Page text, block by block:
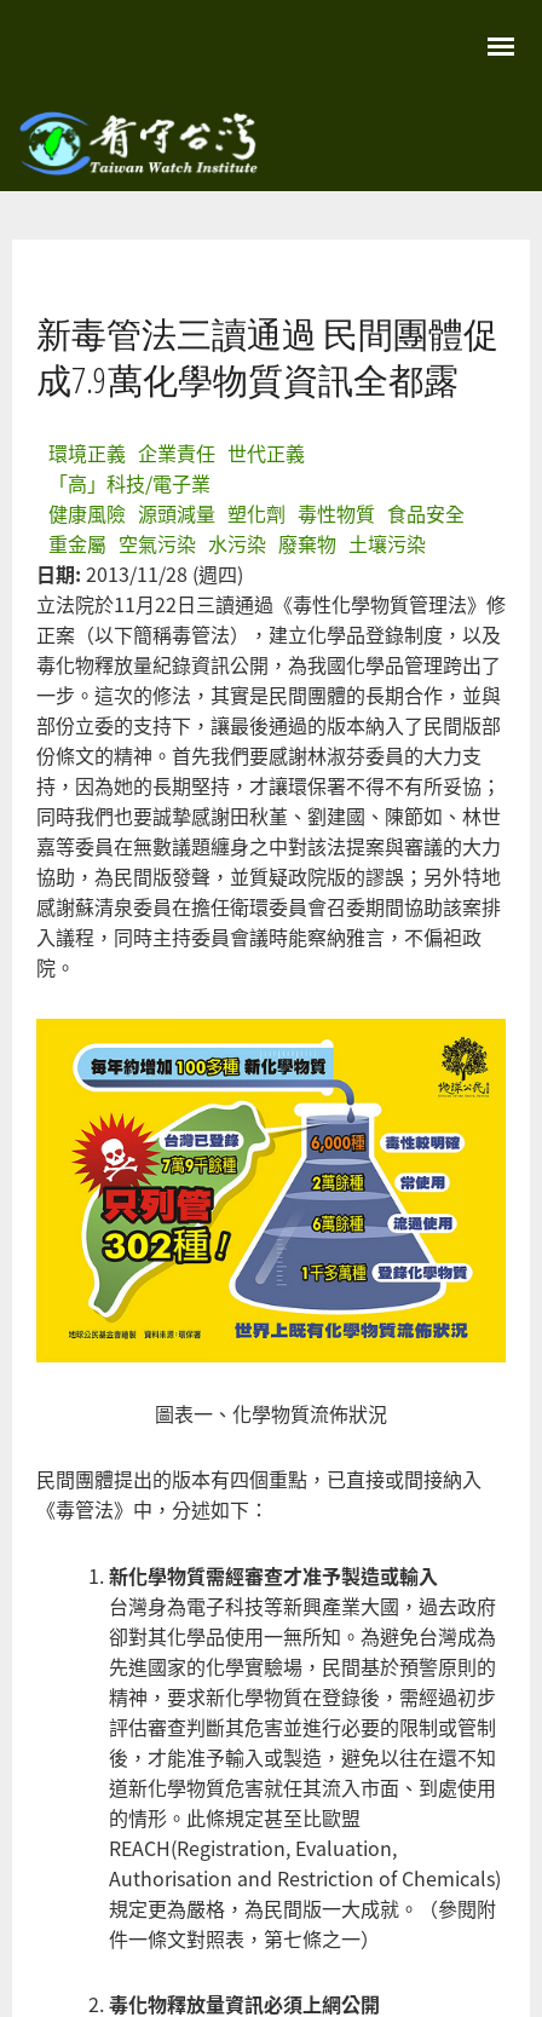
容
Watch
新毒管法三讀通過 民間團體促
成7.9萬化學物質資訊全都露
環境正義 企業責任 世代正義
「高」科技/電子業
健康風險 源頭減量 塑化劑 毒性物質 食品安全
重金屬 空氣污染 水污染 廢棄物 土壤污染
日期: 2013/11/28 (週四)
立法院於11月22日三讀通過《毒性化學物質管理法》修
正案（以下簡稱毒管法），建立化學品登錄制度，以及
毒化物釋放量紀錄資訊公開，為我國化學品管理跨出了
一步。這次的修法，其實是民間團體的長期合作，並與
部份立委的支持下，讓最後通過的版本納入了民間版部
份條文的精神。首先我們要感謝林淑芬委員的大力支
持，因為她的長期堅持，才讓環保署不得不有所妥協；
同時我們也要誠摯感謝田秋堇、劉建國、陳節如、林世
嘉等委員在無數議題纏身之中對該法提案與審議的大力
協助，為民間版發聲，並質疑政院版的謬誤；另外特地
感謝蘇清泉委員在擔任衛環委員會召委期間協助該案排
入議程，同時主持委員會議時能察納雅言，不偏袒政
院。
圖表一、化學物質流佈狀況
民間團體提出的版本有四個重點，已直接或間接納入
《毒管法》中，分述如下：
新化學物質需經審查才准予製造或輸入
台灣身為電子科技等新興產業大國，過去政府
卻對其化學品使用一無所知。為避免台灣成為
先進國家的化學實驗場，民間基於預警原則的
精神，要求新化學物質在登錄後，需經過初步
評估審查判斷其危害並進行必要的限制或管制
後，才能准予輸入或製造，避免以往在還不知
道新化學物質危害就任其流入市面、到處使用
的情形。此條規定甚至比歐盟
REACH(Registration, Evaluation,
Authorisation and Restriction of Chemicals)
規定更為嚴格，為民間版一大成就。（參閱附
件一條文對照表，第七條之一）
毒化物釋放量資訊必須上網公開